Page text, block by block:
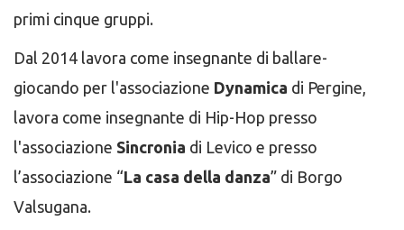
primi cinque gruppi.
Dal 2014 lavora come insegnante di ballare-
giocando per l'associazione Dynamica di Pergine,
lavora come insegnante di Hip-Hop presso
l'associazione Sincronia di Levico e presso
l’associazione “La casa della danza” di Borgo
Valsugana.